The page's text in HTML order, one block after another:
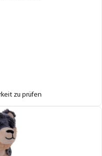
zu prüfen